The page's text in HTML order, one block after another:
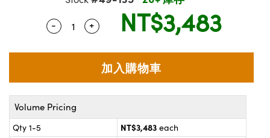
Sputtering) Coated Optics |
鍍）鍍膜光學元件
Elements (DOE) | 繞射光學
| 顯微鏡標靶
Stage Micrometers | 刻劃板或鏡
Mechanics | 顯微鏡用結構件
鏡
and Optomechanics | 相
Cameras | 高速接口相
Optical Company
Components
Labs™
Quantity Selector
- Use the plus and minus buttons to
+ NT$3,483
Volume Pricing
Qty 1-5 NT$3,483 each